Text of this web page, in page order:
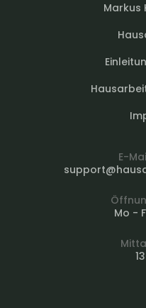
Markus
E-
Mo -